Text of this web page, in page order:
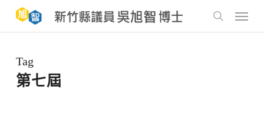
main
Menu
Tag
第七屆